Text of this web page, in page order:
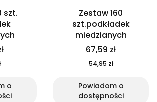
szt.
o
Zestaw 160
szt.podkładek
miedzianych
67,59 zł
54,95 zł
Powiadom o
dostępności